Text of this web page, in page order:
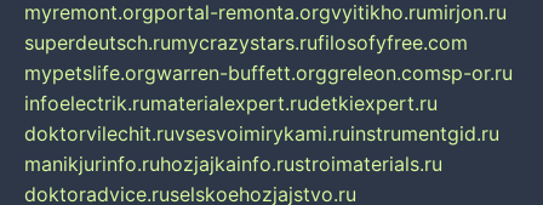
myremont.orgportal-remonta.orgvyitikho.rumirjon.ru
superdeutsch.rumycrazystars.rufilosofyfree.com
mypetslife.orgwarren-buffett.orggreleon.comsp-or.ru
infoelectrik.rumaterialexpert.rudetkiexpert.ru
doktorvilechit.ruvsesvoimirykami.ruinstrumentgid.ru
manikjurinfo.ruhozjajkainfo.rustroimaterials.ru
doktoradvice.ruselskoehozjajstvo.ru